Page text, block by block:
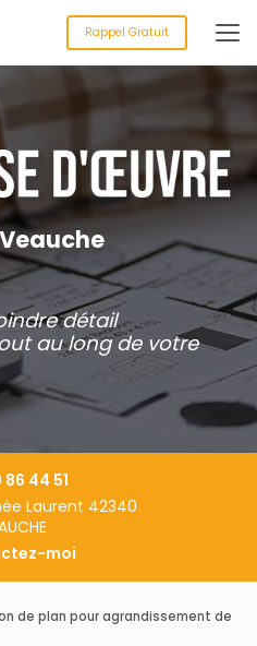
Rappel Gratuit
détail
au long de votre
44 51
Laurent 42340
moi
de plan pour agrandissement de